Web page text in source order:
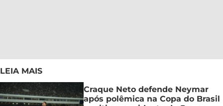
LEIA MAIS
Craque Neto defende Neymar
após polêmica na Copa do Brasil